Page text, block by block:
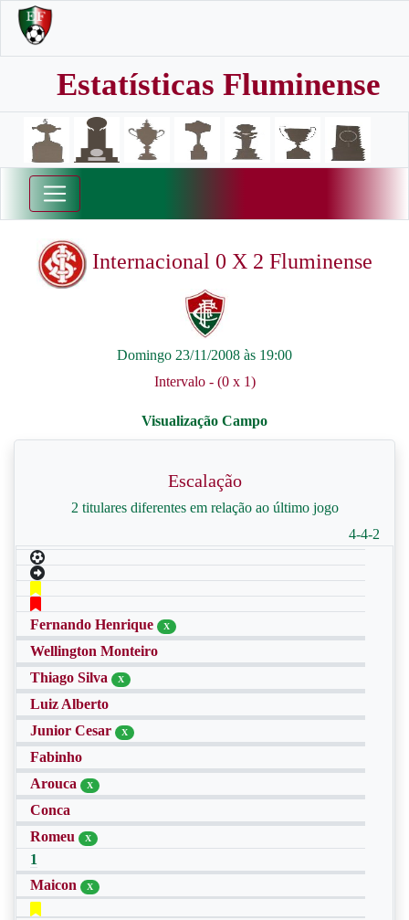
Estatísticas Fluminense
Internacional 0 X 2 Fluminense
Domingo 23/11/2008 às 19:00
Intervalo - (0 x 1)
Escalação
2 titulares diferentes em relação ao último jogo
4-4-2
Fernando Henrique X
Wellington Monteiro
Thiago Silva
X
Luiz Alberto
Junior Cesar
X
Fabinho
Arouca
X
Conca
Romeu
X
1
Maicon
X